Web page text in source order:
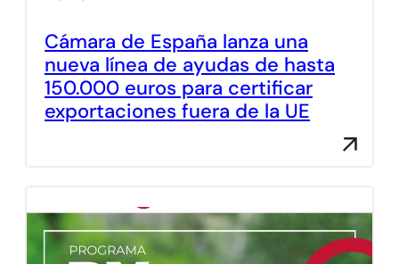
Cámara de España lanza una
nueva línea de ayudas de hasta
150.000 euros para certificar
exportaciones fuera de la UE